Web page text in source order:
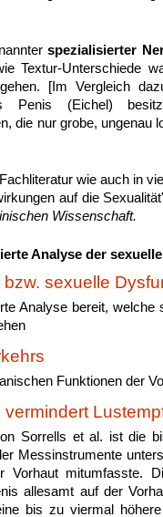
spezialisierter
Textur-Unterschiede
[Im Vergleich
Penis (Eichel)
die nur grobe,
wie auch in
auf die
Wissenschaft.
Analyse der
sexuelle
Analyse bereit, welche
Funktionen der
Sorrells et al. ist die
Messinstrumente
Vorhaut mitumfasste.
allesamt auf der
bis zu viermal